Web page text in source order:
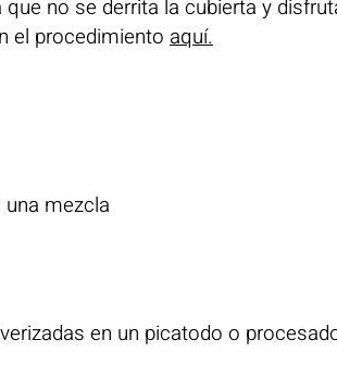
no se derrita la cubierta y
el procedimiento aquí.
mezcla
en un picatodo o